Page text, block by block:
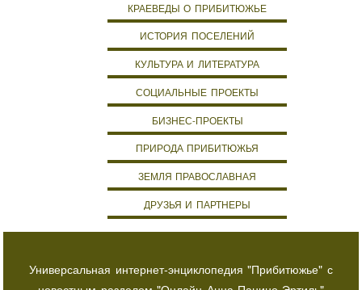
КРАЕВЕДЫ О ПРИБИТЮЖЬЕ
ИСТОРИЯ ПОСЕЛЕНИЙ
КУЛЬТУРА И ЛИТЕРАТУРА
СОЦИАЛЬНЫЕ ПРОЕКТЫ
БИЗНЕС-ПРОЕКТЫ
ПРИРОДА ПРИБИТЮЖЬЯ
ЗЕМЛЯ ПРАВОСЛАВНАЯ
ДРУЗЬЯ И ПАРТНЕРЫ
Универсальная интернет-энциклопедия "Прибитюжье" с